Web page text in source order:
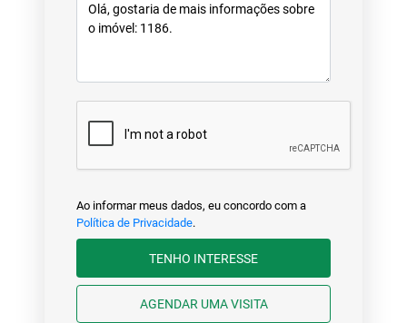
Ao informar meus dados, eu concordo com a
Política de Privacidade.
TENHO INTERESSE
AGENDAR UMA VISITA